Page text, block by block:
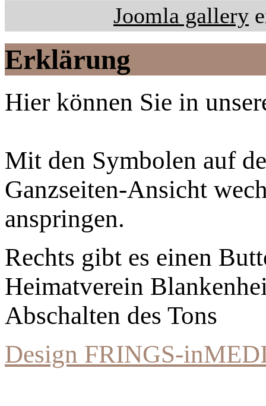
Joomla gallery
Erklärung
Hier können Sie in
Mit den Symbolen auf
Ganzseiten-Ansicht
anspringen.
Rechts gibt es einen
Heimatverein
Abschalten des Tons
Design FRINGS-